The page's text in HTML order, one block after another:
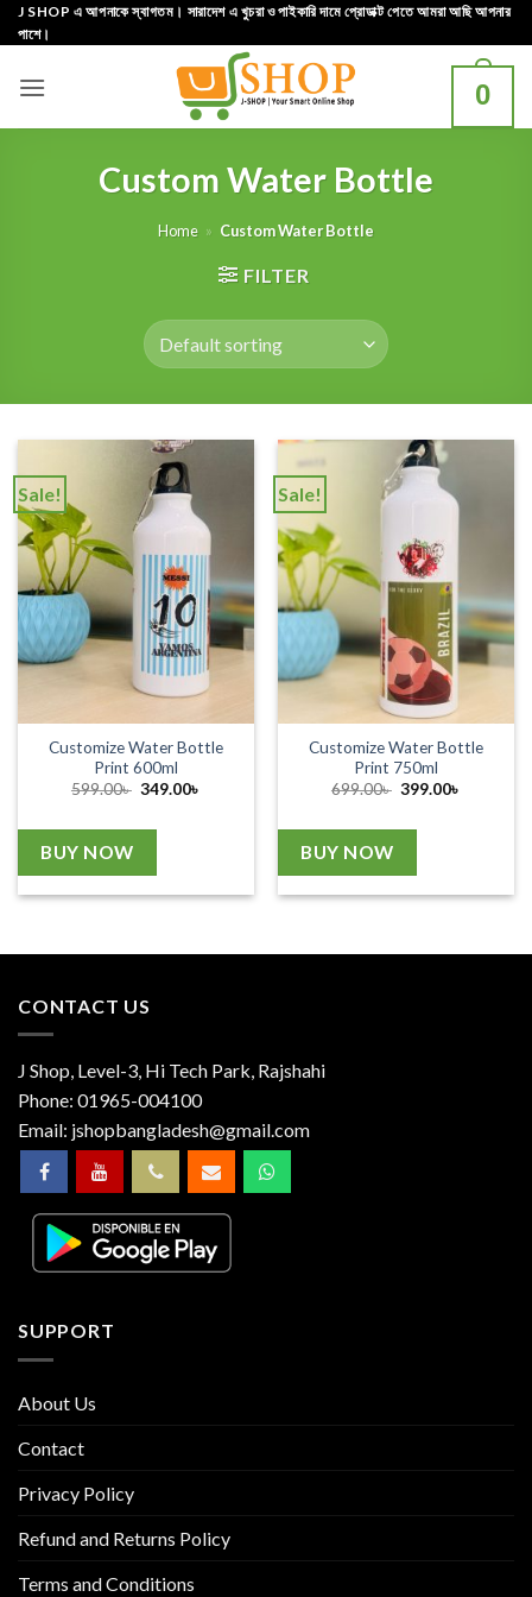
Skip
to
J SHOP এ আপনাকে স্বাগতম। সারাদেশ এ খুচরা ও পাইকারি দামে প্রোডাক্ট পেতে আমরা আছি আপনার
পাশে।
0
Custom Water Bottle
Home » Custom Water Bottle
FILTER
Sale!
Customize Water Bottle
Print 600ml
599.00৳ Original
599.00৳ .
349.00৳
BUY NOW
Sale!
Customize Water Bottle
Print 750ml
699.00৳ Original
699.00৳ .
399.00৳
BUY NOW
CONTACT US
J Shop, Level-3, Hi Tech Park, Rajshahi
Phone: 01965-004100
Email: jshopbangladesh@gmail.com
SUPPORT
About Us
Contact
Privacy Policy
Refund and Returns Policy
Terms and Conditions